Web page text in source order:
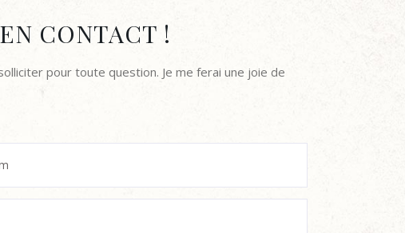
CONTACT !
pour toute question. Je me ferai une joie de